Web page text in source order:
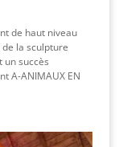
de haut niveau
de la sculpture
un succès
A-ANIMAUX EN